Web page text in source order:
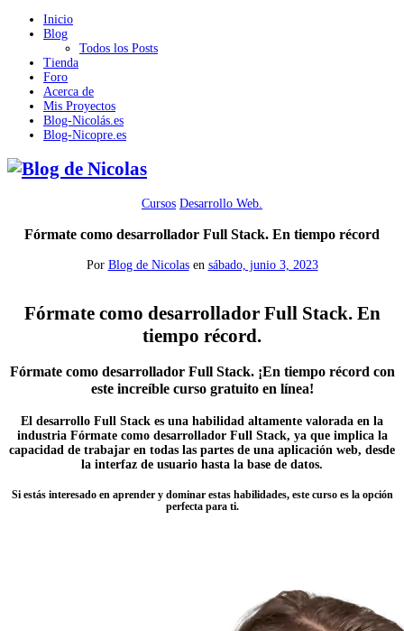
Inicio
Blog
Todos los Posts
Tienda
Foro
Acerca de
Mis Proyectos
Blog-Nicolás.es
Blog-Nicopre.es
Cursos Desarrollo Web.
Fórmate como desarrollador Full Stack. En tiempo récord
Por Blog de Nicolas en sábado, junio 3, 2023
Fórmate como desarrollador Full Stack. En
tiempo récord.
Fórmate como desarrollador Full Stack. ¡En tiempo récord con
este increíble curso gratuito en línea!
El desarrollo Full Stack es una habilidad altamente valorada en la
industria Fórmate como desarrollador Full Stack, ya que implica la
capacidad de trabajar en todas las partes de una aplicación web, desde
la interfaz de usuario hasta la base de datos.
Si estás interesado en aprender y dominar estas habilidades, este curso es la opción
perfecta para ti.